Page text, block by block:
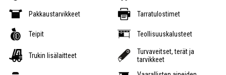
Pakkaustarvikkeet Tarratulostimet
Teipit Teollisuuskalusteet
Trukin lisälaitteet
Turvaveitset, terät ja
tarvikkeet